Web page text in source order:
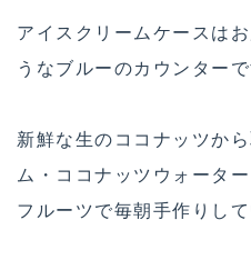
アイスクリームケースは
うなブルーのカウンターで
新鮮な生のココナッツか
ム・ココナッツウォータ
フルーツで毎朝手作りして